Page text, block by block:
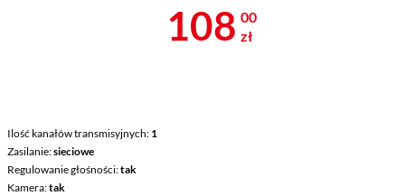
Ilość kanałów transmisyjnych 1
Zasilanie sieciowe
Regulowanie głośności tak
Kamera tak
Cena 108 zł
108 00
zł